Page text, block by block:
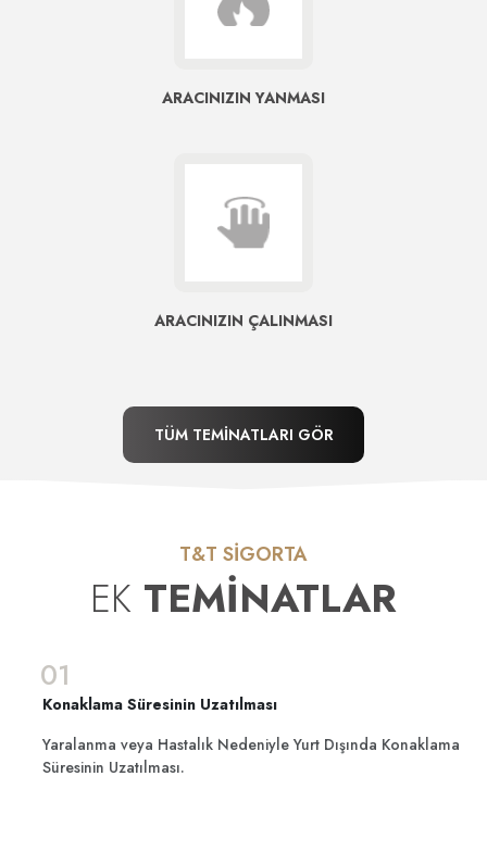
ARACINIZIN YANMASI
ARACINIZIN ÇALINMASI
TÜM TEMİNATLARI GÖR
T&T SİGORTA
EK TEMİNATLAR
01
Konaklama Süresinin Uzatılması
Yaralanma veya Hastalık Nedeniyle Yurt Dışında Konaklama
Süresinin Uzatılması.